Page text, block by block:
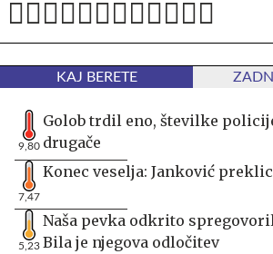
KAJ BERETE
9,80
Golob trdil eno, številke
drugače
7,47
Konec veselja: Janković
5,23
Naša pevka odkrito
Bila je njegova odločitev